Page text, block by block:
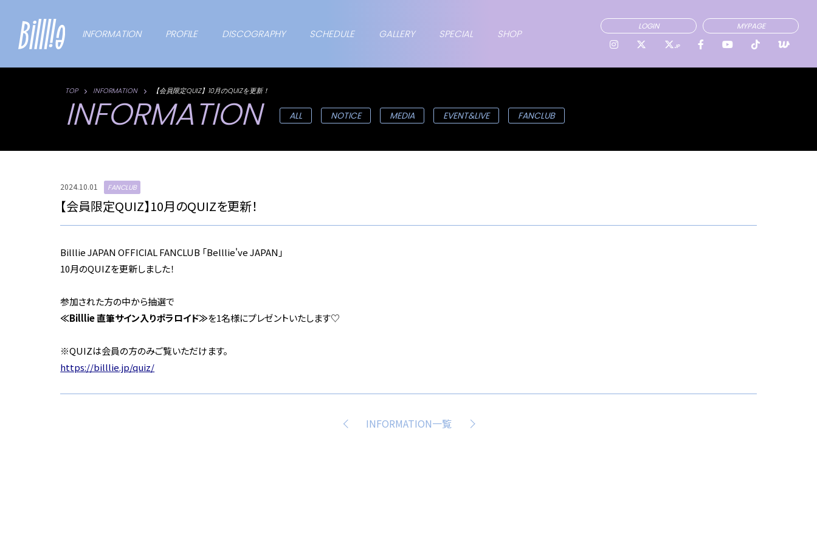
INFORMATION PROFILE DISCOGRAPHY SCHEDULE GALLERY SPECIAL SHOP
LOGIN MYPAGE
JP
TOP INFORMATION 【会員限定QUIZ】10月のQUIZを更新！
INFORMATION ALL NOTICE MEDIA EVENT&LIVE FANCLUB
2024.10.01 FANCLUB
【会員限定QUIZ】10月のQUIZを更新！
Billlie JAPAN OFFICIAL FANCLUB 「Belllie've JAPAN」
10月のQUIZを更新しました！
参加された方の中から抽選で
≪Billlie 直筆サイン入りポラロイド≫を1名様にプレゼントいたします♡
※QUIZは会員の方のみご覧いただけます。
https://billlie.jp/quiz/
INFORMATION一覧